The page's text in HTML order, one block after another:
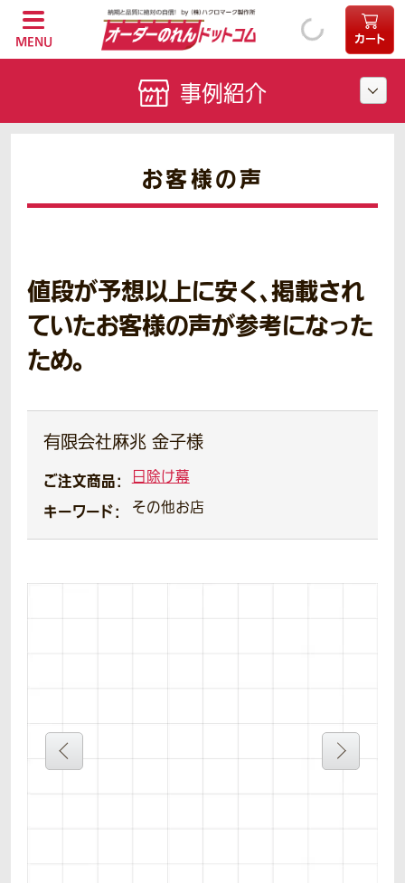
MENU カート
お客様の声
値段が予想以上に安く、掲載され
ていたお客様の声が参考になった
ため。
有限会社麻兆 金子様
ご注文商品： 日除け幕
キーワード： その他お店
事例紹介